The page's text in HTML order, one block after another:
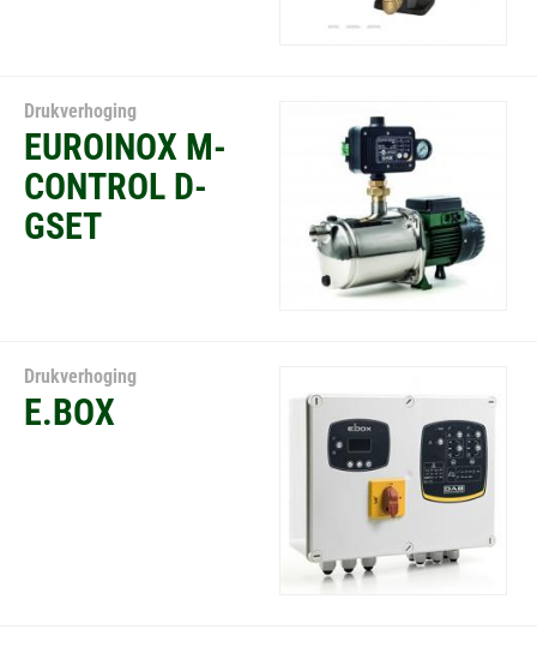
Drukverhoging
EUROINOX M-
CONTROL D-
GSET
Drukverhoging
E.BOX